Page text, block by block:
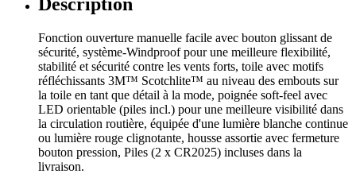
Fonction ouverture manuelle facile avec bouton glissant de
sécurité, système-Windproof pour une meilleure flexibilité,
stabilité et sécurité contre les vents forts, toile avec motifs
réfléchissants 3M™ Scotchlite™ au niveau des embouts sur
la toile en tant que détail à la mode, poignée soft-feel avec
LED orientable (piles incl.) pour une meilleure visibilité dans
la circulation routière, équipée d'une lumière blanche continue
ou lumière rouge clignotante, housse assortie avec fermeture
bouton pression, Piles (2 x CR2025) incluses dans la
livraison.